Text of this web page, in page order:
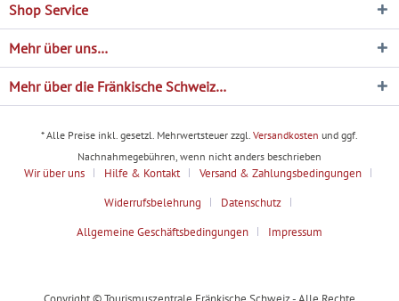
Shop Service
Mehr über uns…
Mehr über die Fränkische Schweiz…
* Alle Preise inkl. gesetzl. Mehrwertsteuer zzgl. Versandkosten und ggf.
Nachnahmegebühren, wenn nicht anders beschrieben
Wir über uns Hilfe & Kontakt
Versand & Zahlungsbedingungen
Widerrufsbelehrung
Datenschutz
Allgemeine Geschäftsbedingungen
Impressum